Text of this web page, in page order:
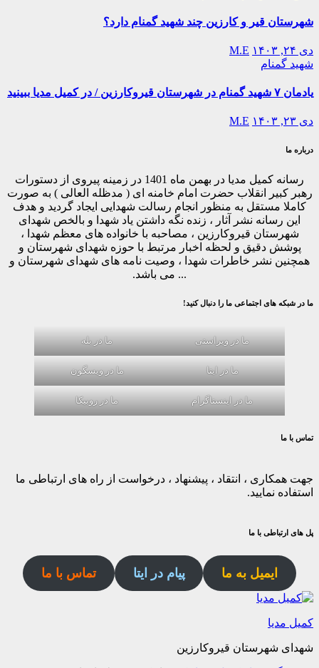
شهرستان قیر و کارزین چند شهید گمنام دارد؟
دی ۲۴, ۱۴۰۳
M.E
شهید گمنام
یادمان ۷ شهید گمنام در شهرستان قیروکارزین / در کمیل مدیا ببینید
دی ۲۳, ۱۴۰۳ M.E
درباره ما
رسانه کمیل مدیا در بهمن ماه 1401 در زمینه پیروی از دستورات
رهبر کبیر انقلاب حضرت امام خامنه ای ( مدظله العالی ) به صورت
کاملا مستقل به منظور انجام رسالت شهدایی ایجاد گردید و هدف
این رسانه نشر آثار ، زنده نگه داشتن یاد شهدا و بالخص شهدای
شهرستان قیروکارزین ، مصاحبه با خانواده های معظم شهدا ،
پوشش دقیق و لحظه اخبار مرتبط با حوزه شهدای شهرستان و
همچنین نشر خاطرات شهدا ، وصیت نامه های شهدای شهرستان و
... می باشد.
ما در شبکه های اجتماعی ما را دنبال کنید!
ما در ویراستی ما در بله
ما در ایتا ما در ویسگون
ما در اینستاگرام ما در روبیکا
تماس با ما
جهت همکاری ، انتقاد ، پیشنهاد ، درخواست از راه های ارتباطی ما
استفاده نمایید.
پل های ارتباطی با ما
ایمیل به ما پیام در ایتا تماس با ما
کمیل مدیا
شهدای شهرستان قیروکارزین